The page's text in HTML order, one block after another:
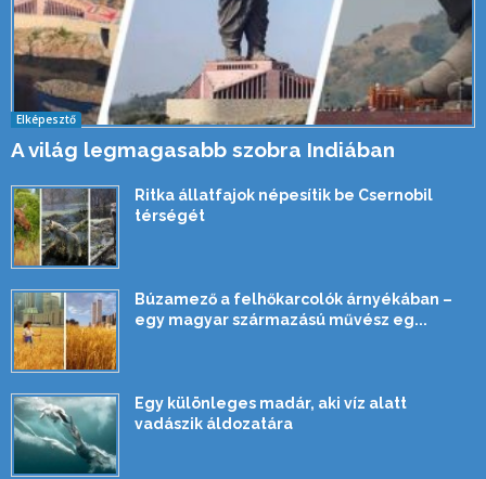
Elképesztő
A világ legmagasabb szobra Indiában
Ritka állatfajok népesítik be Csernobil
térségét
Búzamező a felhőkarcolók árnyékában –
egy magyar származású művész eg...
Egy különleges madár, aki víz alatt
vadászik áldozatára